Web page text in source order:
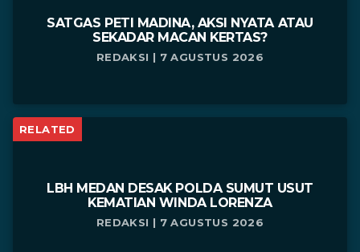
SATGAS PETI MADINA, AKSI NYATA ATAU
SEKADAR MACAN KERTAS?
REDAKSI | 7 AGUSTUS 2026
RELATED
LBH MEDAN DESAK POLDA SUMUT USUT
KEMATIAN WINDA LORENZA
REDAKSI | 7 AGUSTUS 2026